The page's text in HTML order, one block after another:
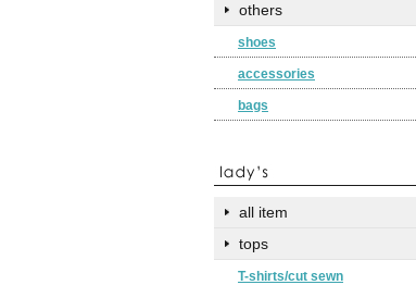
others
shoes
accessories
bags
all item
tops
T-shirts/cut sewn